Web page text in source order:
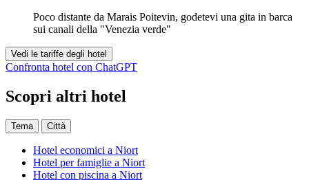
Poco distante da Marais Poitevin, godetevi una gita in barca
sui canali della "Venezia verde"
Vedi le tariffe degli hotel
Confronta hotel con ChatGPT
Scopri altri hotel
Tema Città
Hotel economici a Niort
Hotel per famiglie a Niort
Hotel con piscina a Niort